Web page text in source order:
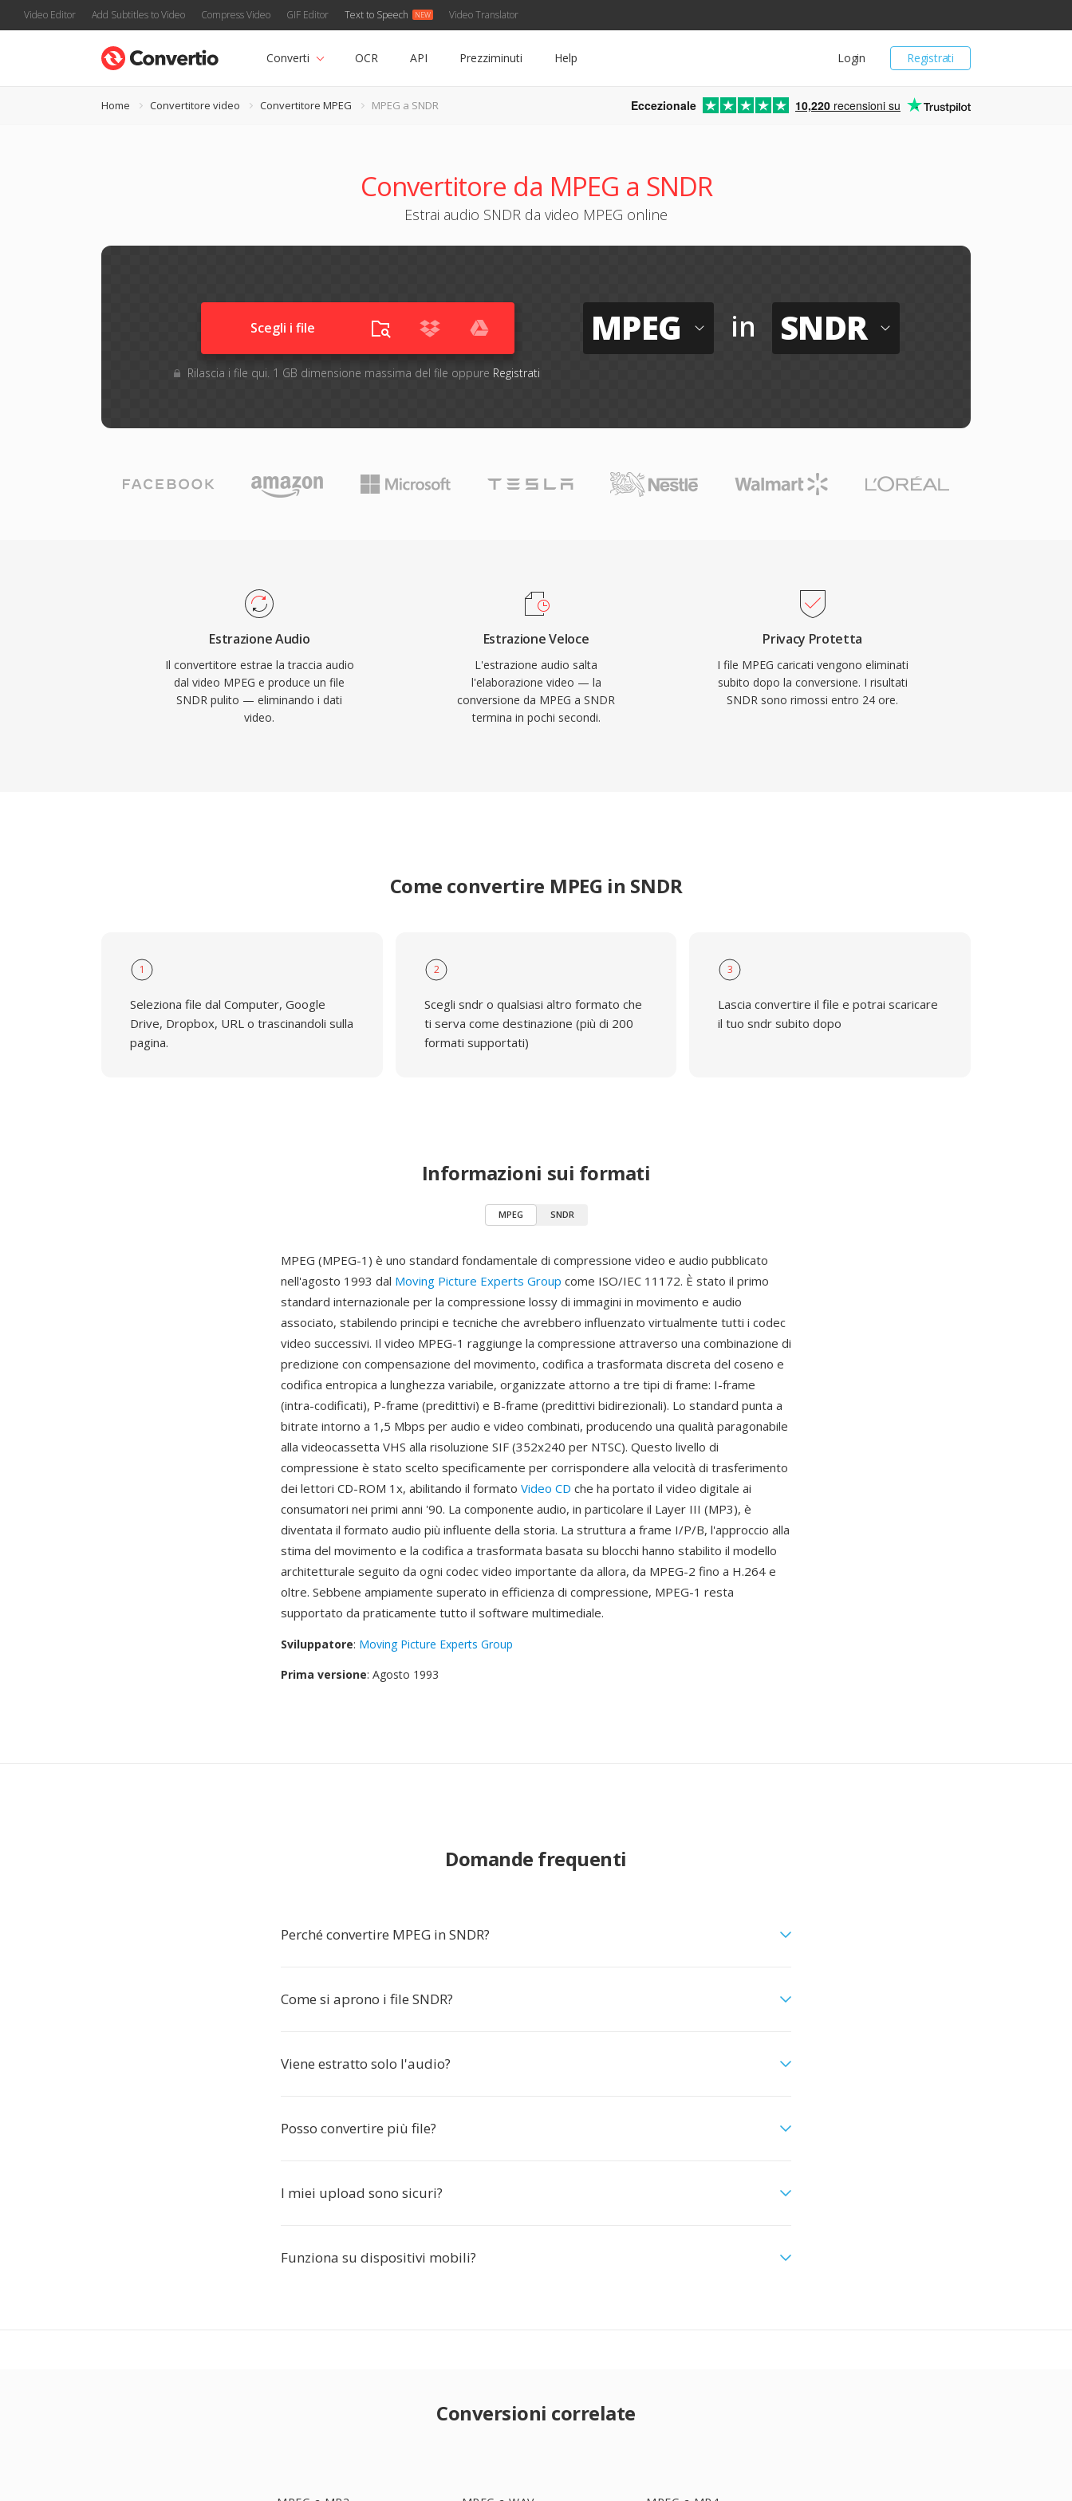
Video Editor Add Subtitles to Video Compress Video GIF Editor Text to Speech Video Translator
Registrati
Login
Converti OCR API Prezziminuti Help
Home Convertitore video Convertitore MPEG MPEG a SNDR Eccezionale 10,220 recensioni su
Convertitore da MPEG a SNDR
Estrai audio SNDR da video MPEG online
Scegli i file
Rilascia i file qui. 1 GB dimensione massima del file oppure Registrati
MPEG in SNDR
Estrazione Audio
Il convertitore estrae la traccia audio
dal video MPEG e produce un file
SNDR pulito — eliminando i dati
video.
Estrazione Veloce
L'estrazione audio salta
l'elaborazione video — la
conversione da MPEG a SNDR
termina in pochi secondi.
Privacy Protetta
I file MPEG caricati vengono eliminati
subito dopo la conversione. I risultati
SNDR sono rimossi entro 24 ore.
Come convertire MPEG in SNDR
1
Seleziona file dal Computer, Google
Drive, Dropbox, URL o trascinandoli sulla
pagina.
2
Scegli sndr o qualsiasi altro formato che
ti serva come destinazione (più di 200
formati supportati)
3
Lascia convertire il file e potrai scaricare
il tuo sndr subito dopo
Informazioni sui formati
MPEG SNDR
MPEG (MPEG-1) è uno standard fondamentale di compressione video e audio pubblicato
nell'agosto 1993 dal Moving Picture Experts Group come ISO/IEC 11172. È stato il primo
standard internazionale per la compressione lossy di immagini in movimento e audio
associato, stabilendo principi e tecniche che avrebbero influenzato virtualmente tutti i codec
video successivi. Il video MPEG-1 raggiunge la compressione attraverso una combinazione di
predizione con compensazione del movimento, codifica a trasformata discreta del coseno e
codifica entropica a lunghezza variabile, organizzate attorno a tre tipi di frame: I-frame
(intra-codificati), P-frame (predittivi) e B-frame (predittivi bidirezionali). Lo standard punta a
bitrate intorno a 1,5 Mbps per audio e video combinati, producendo una qualità paragonabile
alla videocassetta VHS alla risoluzione SIF (352x240 per NTSC). Questo livello di
compressione è stato scelto specificamente per corrispondere alla velocità di trasferimento
dei lettori CD-ROM 1x, abilitando il formato Video CD che ha portato il video digitale ai
consumatori nei primi anni '90. La componente audio, in particolare il Layer III (MP3), è
diventata il formato audio più influente della storia. La struttura a frame I/P/B, l'approccio alla
stima del movimento e la codifica a trasformata basata su blocchi hanno stabilito il modello
architetturale seguito da ogni codec video importante da allora, da MPEG-2 fino a H.264 e
oltre. Sebbene ampiamente superato in efficienza di compressione, MPEG-1 resta
supportato da praticamente tutto il software multimediale.
Sviluppatore: Moving Picture Experts Group
Prima versione: Agosto 1993
Domande frequenti
Perché convertire MPEG in SNDR?
Come si aprono i file SNDR?
Viene estratto solo l'audio?
Posso convertire più file?
I miei upload sono sicuri?
Funziona su dispositivi mobili?
Conversioni correlate